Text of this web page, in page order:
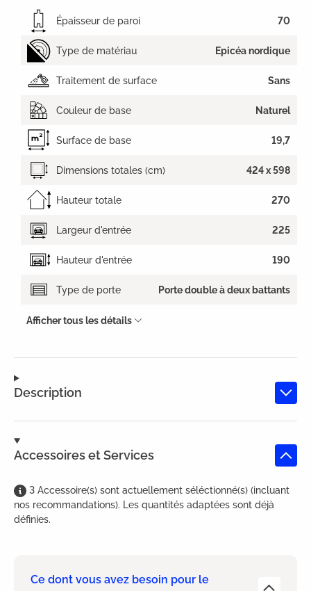
Description
Accessoires et Services
3 Accessoire(s) sont actuellement séléctionné(s) (incluant
nos recommandations). Les quantités adaptées sont déjà
définies.
Ce dont vous avez besoin pour le
Épaisseur de paroi 70
Type de matériau Epicéa nordique
Traitement de surface Sans
Couleur de base Naturel
Surface de base 19,7
Dimensions totales (cm) 424 x 598
Hauteur totale 270
Largeur d'entrée 225
Hauteur d'entrée 190
Type de porte Porte double à deux battants
Afficher tous les détails